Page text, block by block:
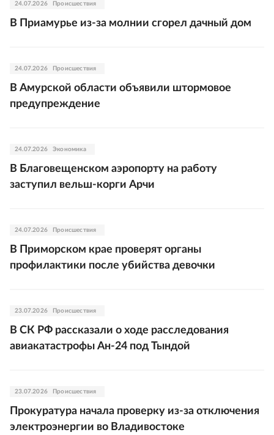
24.07.2026 Происшествия
В Приамурье из-за молнии сгорел дачный дом
24.07.2026 Происшествия
В Амурской области объявили штормовое
предупреждение
24.07.2026 Экономика
В Благовещенском аэропорту на работу
заступил вельш-корги Арчи
24.07.2026 Происшествия
В Приморском крае проверят органы
профилактики после убийства девочки
23.07.2026 Происшествия
В СК РФ рассказали о ходе расследования
авиакатастрофы Ан-24 под Тындой
23.07.2026 Происшествия
Прокуратура начала проверку из-за отключения
электроэнергии во Владивостоке